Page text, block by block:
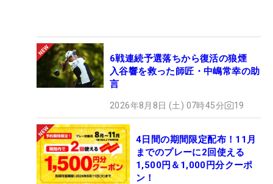
6戦連続予選落ちから復活の狼煙
入谷響を救った師匠・中嶋常幸の助
言
2026年8月8日 (土) 07時45分 19
4日間の期間限定配布！11月
までのプレーに2回使える
1,500円＆1,000円分クーポ
ン！